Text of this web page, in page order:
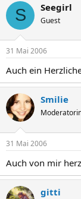
S Seegirl
Guest
31 Mai 2006
Auch ein
Smilie
31 Mai 2006
Auch von mir
gitti